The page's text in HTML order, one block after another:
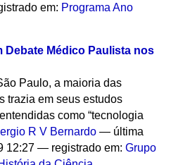
em: Programa Ano
Debate Médico Paulista nos
Paulo, a maioria das
trazia em seus estudos
como “tecnologia
R V Bernardo — última
12:27— registrado em:Grupo